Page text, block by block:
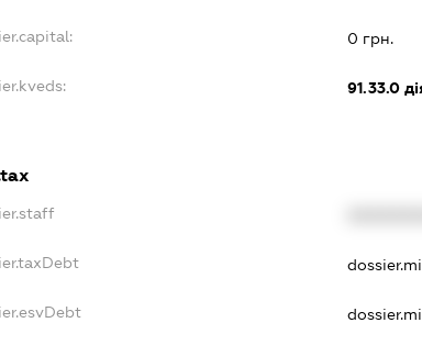
0 грн.
91.33.0